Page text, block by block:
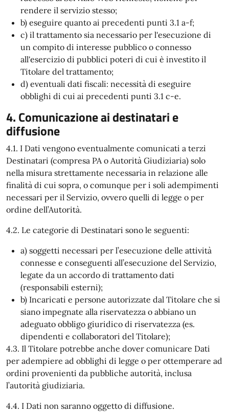
rendere il servizio stesso;
b) eseguire quanto ai precedenti punti 3.1 a-f;
c) il trattamento sia necessario per l'esecuzione di
un compito di interesse pubblico o connesso
all'esercizio di pubblici poteri di cui è investito il
Titolare del trattamento;
d) eventuali dati fiscali: necessità di eseguire
obblighi di cui ai precedenti punti 3.1 c-e.
4. Comunicazione ai destinatari e
diffusione
4.1. I Dati vengono eventualmente comunicati a terzi
Destinatari (compresa PA o Autorità Giudiziaria) solo
nella misura strettamente necessaria in relazione alle
finalità di cui sopra, o comunque per i soli adempimenti
necessari per il Servizio, ovvero quelli di legge o per
ordine dell’Autorità.
4.2. Le categorie di Destinatari sono le seguenti:
a) soggetti necessari per l’esecuzione delle attività
connesse e conseguenti all’esecuzione del Servizio,
legate da un accordo di trattamento dati
(responsabili esterni);
b) Incaricati e persone autorizzate dal Titolare che si
siano impegnate alla riservatezza o abbiano un
adeguato obbligo giuridico di riservatezza (es.
dipendenti e collaboratori del Titolare);
4.3. Il Titolare potrebbe anche dover comunicare Dati
per adempiere ad obblighi di legge o per ottemperare ad
ordini provenienti da pubbliche autorità, inclusa
l’autorità giudiziaria.
4.4. I Dati non saranno oggetto di diffusione.